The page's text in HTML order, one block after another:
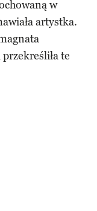
w
artystka.
te